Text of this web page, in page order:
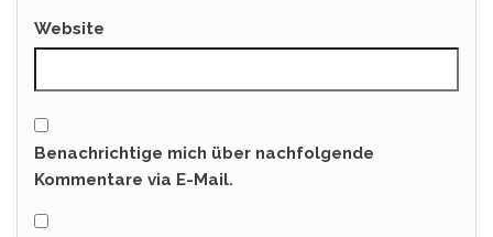
Website
Benachrichtige mich über nachfolgende
Kommentare via E-Mail.